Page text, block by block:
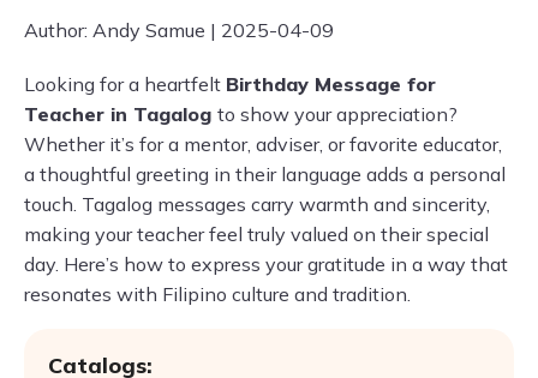
Author: Andy Samue | 2025-04-09
Looking for a heartfelt Birthday Message for
Teacher in Tagalog to show your appreciation?
Whether it’s for a mentor, adviser, or favorite educator,
a thoughtful greeting in their language adds a personal
touch. Tagalog messages carry warmth and sincerity,
making your teacher feel truly valued on their special
day. Here’s how to express your gratitude in a way that
resonates with Filipino culture and tradition.
Catalogs: